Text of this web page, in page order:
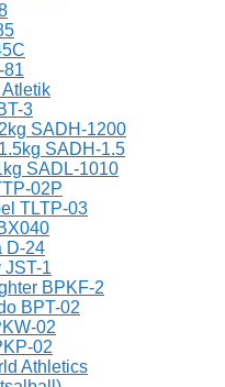
81
3
SADH-1200
SADH-1.5
SADL-1010
02P
TLTP-03
D-24
JST-1
BPKF-2
BPT-02
02
02
Athletics